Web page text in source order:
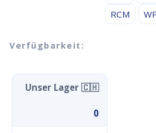
RCM
Verfügbarkeit:
Unser Lager 🇨🇭
0